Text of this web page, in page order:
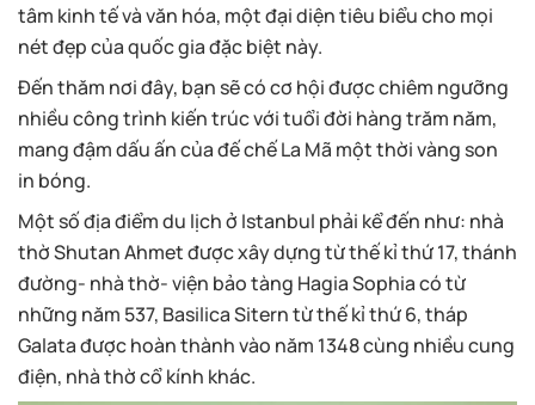
tâm kinh tế và văn hóa, một đại diện tiêu biểu cho mọi
nét đẹp của quốc gia đặc biệt này.
Đến thăm nơi đây, bạn sẽ có cơ hội được chiêm ngưỡng
nhiều công trình kiến trúc với tuổi đời hàng trăm năm,
mang đậm dấu ấn của đế chế La Mã một thời vàng son
in bóng.
Một số địa điểm du lịch ở Istanbul phải kể đến như: nhà
thờ Shutan Ahmet được xây dựng từ thế kỉ thứ 17, thánh
đường- nhà thờ- viện bảo tàng Hagia Sophia có từ
những năm 537, Basilica Sitern từ thế kỉ thứ 6, tháp
Galata được hoàn thành vào năm 1348 cùng nhiều cung
điện, nhà thờ cổ kính khác.